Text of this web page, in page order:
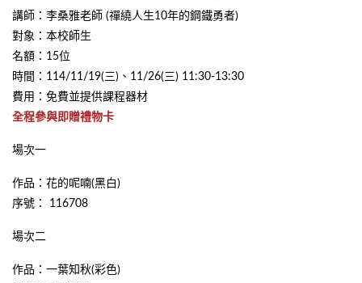
講師：李桑雅老師 (禪繞人生10年的鋼鐵勇者)
對象：本校師生
名額：15位
時間：114/11/19(三)、11/26(三) 11:30-13:30
費用：免費並提供課程器材
全程參與即贈禮物卡
場次一
作品：花的呢喃(黑白)
序號： 116708
場次二
作品：一葉知秋(彩色)